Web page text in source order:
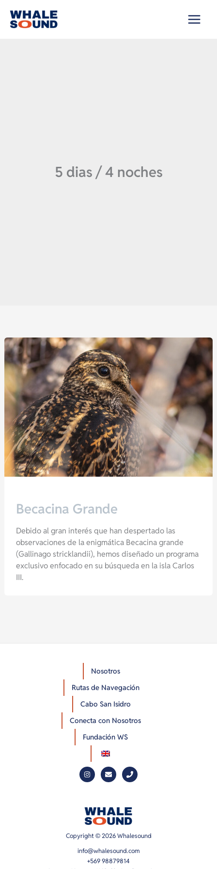
5 dias / 4 noches
Becacina Grande
Debido al gran interés que han despertado las
observaciones de la enigmática Becacina grande
(Gallinago stricklandii), hemos diseñado un programa
exclusivo enfocado en su búsqueda en la isla Carlos
III.
Nosotros
Rutas de Navegación
Cabo San Isidro
Conecta con Nosotros
Fundación WS
Copyright © 2026 Whalesound
info@whalesound.com
+569 98879814